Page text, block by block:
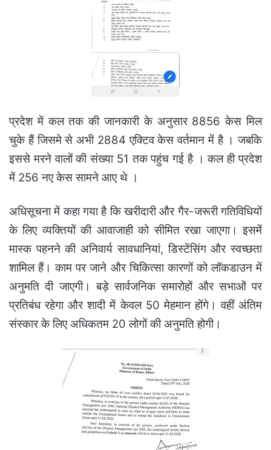
प्रदेश में कल तक की जानकारी के अनुसार 8856 केस मिल
चुके हैं जिसमे से अभी 2884 एक्टिव केस वर्तमान में है । जबकि
इससे मरने वालों की संख्या 51 तक पहुंच गई है । कल ही प्रदेश
में 256 नए केस सामने आए थे ।
अधिसूचना में कहा गया है कि खरीदारी और गैर-जरूरी गतिविधियों
के लिए व्यक्तियों की आवाजाही को सीमित रखा जाएगा। इसमें
मास्क पहनने की अनिवार्य सावधानियां, डिस्‍टेंसिंग और स्वच्छता
शामिल हैं। काम पर जाने और चिकित्सा कारणों को लॉकडाउन में
अनुमति दी जाएगी। बड़े सार्वजनिक समारोहों और सभाओं पर
प्रतिबंध रहेगा और शादी में केवल 50 मेहमान होंगे। वहीं अंतिम
संस्कार के लिए अधिकतम 20 लोगों की अनुमति होगी।